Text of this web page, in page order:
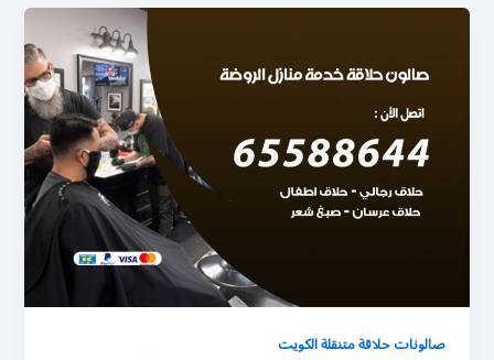
صالونات حلاقة متنقلة الكويت